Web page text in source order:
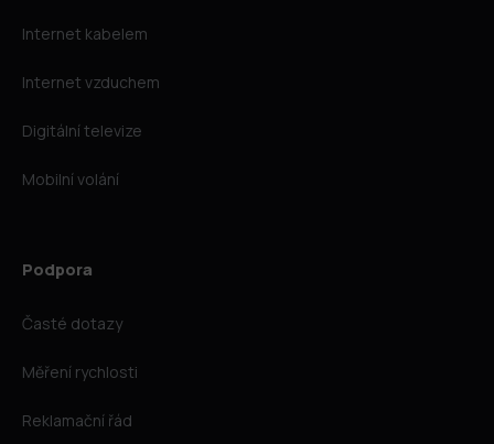
Internet kabelem
Internet vzduchem
Digitální televize
Mobilní volání
Podpora
Časté dotazy
Měření rychlosti
Reklamační řád